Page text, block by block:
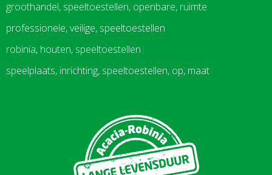
groothandel, speeltoestellen, openbare, ruimte
professionele, veilige, speeltoestellen
robinia, houten, speeltoestellen
speelplaats, inrichting, speeltoestellen, op, maat